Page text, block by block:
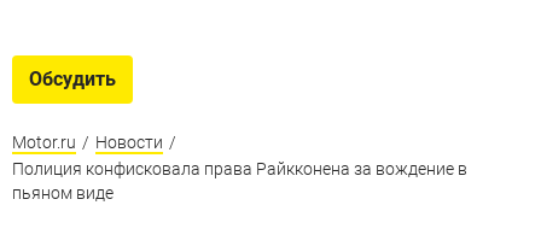
Обсудить
Motor.ru / Новости /
Полиция конфисковала права Райкконена за вождение в
пьяном виде